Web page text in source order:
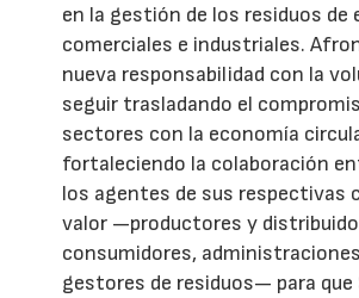
en la gestión de los residuos de
comerciales e industriales.
nueva responsabilidad con la
seguir trasladando el
sectores con la economía
fortaleciendo la colaboración
los agentes de sus respectivas
valor —productores y
consumidores,
gestores de residuos— para que